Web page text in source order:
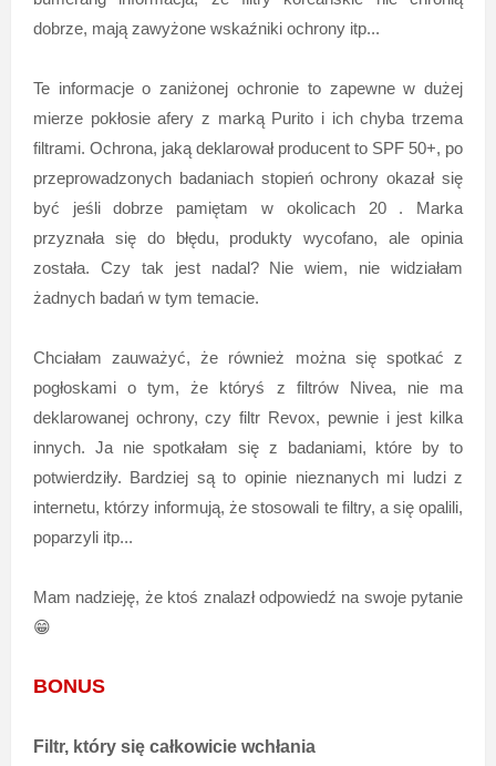
dobrze, mają zawyżone wskaźniki ochrony itp...
Te informacje o zaniżonej ochronie to zapewne w dużej
mierze pokłosie afery z marką Purito i ich chyba trzema
filtrami. Ochrona, jaką deklarował producent to SPF 50+, po
przeprowadzonych badaniach stopień ochrony okazał się
być jeśli dobrze pamiętam w okolicach 20 . Marka
przyznała się do błędu, produkty wycofano, ale opinia
została. Czy tak jest nadal? Nie wiem, nie widziałam
żadnych badań w tym temacie.
Chciałam zauważyć, że również można się spotkać z
pogłoskami o tym, że któryś z filtrów Nivea, nie ma
deklarowanej ochrony, czy filtr Revox, pewnie i jest kilka
innych. Ja nie spotkałam się z badaniami, które by to
potwierdziły. Bardziej są to opinie nieznanych mi ludzi z
internetu, którzy informują, że stosowali te filtry, a się opalili,
poparzyli itp...
Mam nadzieję, że ktoś znalazł odpowiedź na swoje pytanie
😁
BONUS
Filtr, który się całkowicie wchłania